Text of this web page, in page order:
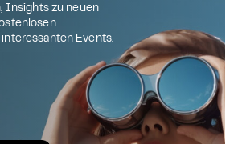
Insights zu neuen
Events.